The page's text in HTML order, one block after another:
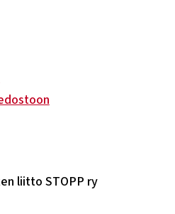
liitto STOPP ry